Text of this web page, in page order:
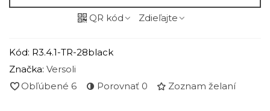
QR kód Zdieľajte
Kód: R3.4.1-TR-28black
Značka: Versoli
Obľúbené 6 Porovnať 0 Zoznam želaní